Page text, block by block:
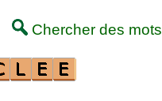
Chercher des mots